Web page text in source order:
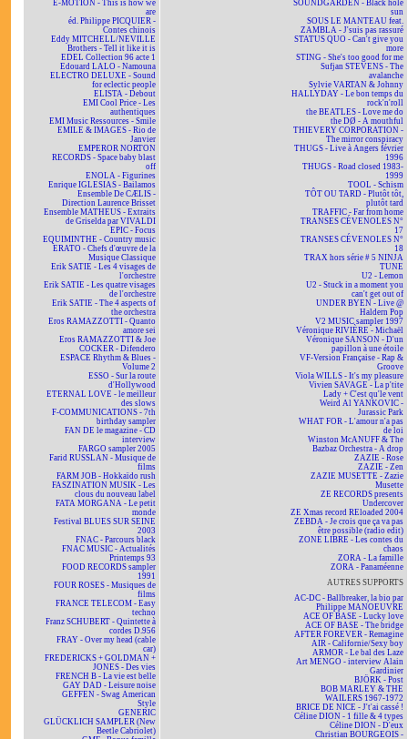
E-MOTION - This is how we
are
éd. Philippe PICQUIER -
Contes chinois
Eddy MITCHELL/NEVILLE
Brothers - Tell it like it is
EDEL Collection 96 acte 1
Edouard LALO - Namouna
ELECTRO DELUXE - Sound
for eclectic people
ELISTA - Debout
EMI Cool Price - Les
authentiques
EMI Music Ressources - Smile
EMILE & IMAGES - Rio de
Janvier
EMPEROR NORTON
RECORDS - Space baby blast
off
ENOLA - Figurines
Enrique IGLESIAS - Bailamos
Ensemble De CÆLIS -
Direction Laurence Brisset
Ensemble MATHEUS - Extraits
de Griselda par VIVALDI
EPIC - Focus
EQUIMINTHE - Country music
ERATO - Chefs d'œuvre de la
Musique Classique
Erik SATIE - Les 4 visages de
l'orchestre
Erik SATIE - Les quatre visages
de l'orchestre
Erik SATIE - The 4 aspects of
the orchestra
Eros RAMAZZOTTI - Quanto
amore sei
Eros RAMAZZOTTI & Joe
COCKER - Difendero
ESPACE Rhythm & Blues -
Volume 2
ESSO - Sur la route
d'Hollywood
ETERNAL LOVE - le meilleur
des slows
F-COMMUNICATIONS - 7th
birthday sampler
FAN DE le magazine - CD
interview
FARGO sampler 2005
Farid RUSSLAN - Musique de
films
FARM JOB - Hokkaïdo rush
FASZINATION MUSIK - Les
clous du nouveau label
FATA MORGANA - Le petit
monde
Festival BLUES SUR SEINE
2003
FNAC - Parcours black
FNAC MUSIC - Actualités
Printemps 93
FOOD RECORDS sampler
1991
FOUR ROSES - Musiques de
films
FRANCE TELECOM - Easy
techno
Franz SCHUBERT - Quintette à
cordes D.956
FRAY - Over my head (cable
car)
FREDERICKS + GOLDMAN +
JONES - Des vies
FRENCH B - La vie est belle
GAY DAD - Leisure noise
GEFFEN - Swag American
Style
GENERIC
GLÜCKLICH SAMPLER (New
Beetle Cabriolet)
SOUNDGARDEN - Black hole
sun
SOUS LE MANTEAU feat.
ZAMBLA - J'suis pas rassuré
STATUS QUO - Can't give you
more
STING - She's too good for me
Sufjan STEVENS - The
avalanche
Sylvie VARTAN & Johnny
HALLYDAY - Le bon temps du
rock'n'roll
the BEATLES - Love me do
the DØ - A mouthful
THIEVERY CORPORATION -
The mirror conspiracy
THUGS - Live à Angers février
1996
THUGS - Road closed 1983-
1999
TOOL - Schism
TÔT OU TARD - Plutôt tôt,
plutôt tard
TRAFFIC - Far from home
TRANSES CÉVENOLES N°
17
TRANSES CÉVENOLES N°
18
TRAX hors série # 5 NINJA
TUNE
U2 - Lemon
U2 - Stuck in a moment you
can't get out of
UNDER BYEN - Live @
Haldern Pop
V2 MUSIC sampler 1997
Véronique RIVIÈRE - Michaël
Véronique SANSON - D'un
papillon à une étoile
VF-Version Française - Rap &
Groove
Viola WILLS - It's my pleasure
Vivien SAVAGE - La p'tite
Lady + C'est qu'le vent
Weird Al YANKOVIC -
Jurassic Park
WHAT FOR - L'amour n'a pas
de loi
Winston McANUFF & The
Bazbaz Orchestra - A drop
ZAZIE - Rose
ZAZIE - Zen
ZAZIE MUSETTE - Zazie
Musette
ZE RECORDS presents
Undercover
ZE Xmas record REloaded 2004
ZEBDA - Je crois que ça va pas
être possible (radio edit)
ZONE LIBRE - Les contes du
chaos
ZORA - La famille
ZORA - Panaméenne
AUTRES SUPPORTS
AC-DC - Ballbreaker, la bio par
Philippe MANOEUVRE
ACE OF BASE - Lucky love
ACE OF BASE - The bridge
AFTER FOREVER - Remagine
AIR - Californie/Sexy boy
ARMOR - Le bal des Laze
Art MENGO - interview Alain
Gardinier
BJÖRK - Post
BOB MARLEY & THE
WAILERS 1967-1972
BRICE DE NICE - J't'ai cassé !
Céline DION - 1 fille & 4 types
Céline DION - D'eux
Christian BOURGEOIS -